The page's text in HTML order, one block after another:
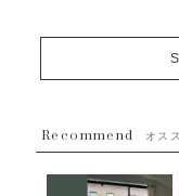
~３０００円
~５５００円
ハワイウェディン
企業・法人様
Recommend オス